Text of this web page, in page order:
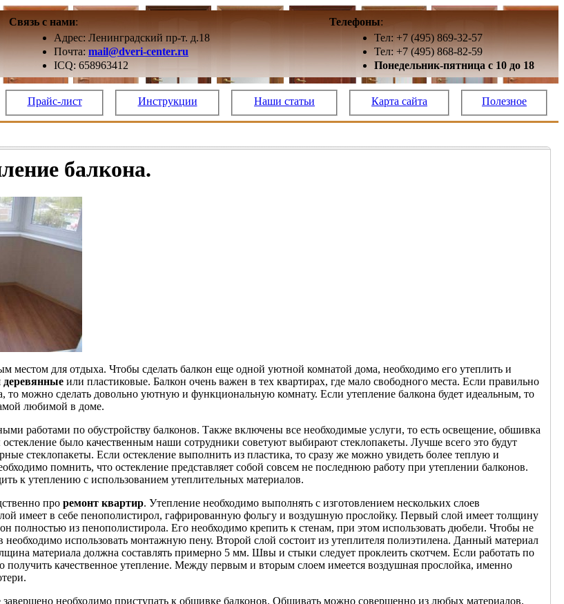
Связь с нами:
Адрес: Ленинградский пр-т. д.18
Почта:mail@dveri-center.ru
ICQ: 658963412
Телефоны:
Тел: +7 (495) 869-32-57
Тел: +7 (495) 868-82-59
Понедельник-пятница с 10 до 18
Прайс-лист Инструкции Наши статьи Карта сайта Полезное
балкона.
местом для отдыха. Чтобы сделать балкон еще одной уютной комнатой дома, необходимо его утеплить и
деревянные или пластиковые. Балкон очень важен в тех квартирах, где мало свободного места. Если правильно
то можно сделать довольно уютную и функциональную комнату. Если утепление балкона будет идеальным, то
любимой в доме.
работами по обустройству балконов. Также включены все необходимые услуги, то есть освещение, обшивка
было качественным наши сотрудники советуют выбирают стеклопакеты. Лучше всего это будут
стеклопакеты. Если остекление выполнить из пластика, то сразу же можно увидеть более теплую и
помнить, что остекление представляет собой совсем не последнюю работу при утеплении балконов.
к утеплению с использованием утеплительных материалов.
про ремонт квартир. Утепление необходимо выполнять с изготовлением нескольких слоев
имеет в себе пенополистирол, гафрированную фольгу и воздушную прослойку. Первый слой имеет толщину
полностью из пенополистирола. Его необходимо крепить к стенам, при этом использовать дюбели. Чтобы не
использовать монтажную пену. Второй слой состоит из утеплителя полиэтилена. Данный материал
материала должна составлять примерно 5 мм. Швы и стыки следует проклеить скотчем. Если работать по
получить качественное утепление. Между первым и вторым слоем имеется воздушная прослойка, именно
завершено необходимо приступать к обшивке балконов. Обшивать можно совершенно из любых материалов.